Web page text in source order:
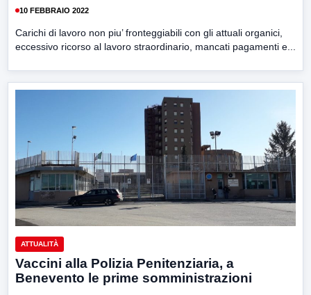
10 FEBBRAIO 2022
Carichi di lavoro non piu’ fronteggiabili con gli attuali organici,
eccessivo ricorso al lavoro straordinario, mancati pagamenti e...
ATTUALITÀ
Vaccini alla Polizia Penitenziaria, a
Benevento le prime somministrazioni